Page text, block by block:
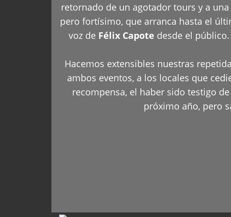
retornado de un agotador tours y a
pero fortísimo, que arranca hasta el
voz de Félix Capote desde el
Hacemos extensibles nuestras
ambos eventos, a los locales que
recompensa, el haber sido testigo
próximo año, pero